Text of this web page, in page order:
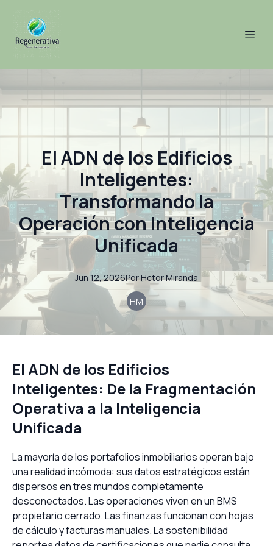
El ADN de los Edificios
Inteligentes:
Transformando la
Operación con Inteligencia
Unificada
Jun 12, 2026PorHctorMiranda
HM
El ADN de los Edificios
Inteligentes: De la Fragmentación
Operativa a la Inteligencia
Unificada
La mayoría de los portafolios inmobiliarios operan bajo
una realidad incómoda: sus datos estratégicos están
dispersos en tres mundos completamente
desconectados. Las operaciones viven en un BMS
propietario cerrado. Las finanzas funcionan con hojas
de cálculo y facturas manuales. La sostenibilidad